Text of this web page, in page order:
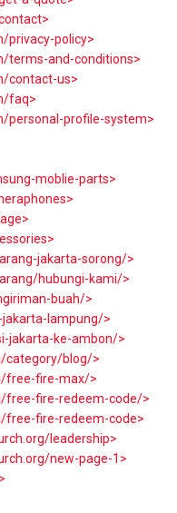
privacy-policy>
terms-and-conditions>
contact-us>
faq>
personal-profile-system>
moblie-parts>
jakarta-sorong/>
hubungi-kami/>
buah/>
lampung/>
jakarta-ke-ambon/>
category/blog/>
free-fire-max/>
free-fire-redeem-code/>
free-fire-redeem-code>
leadership>
new-page-1>